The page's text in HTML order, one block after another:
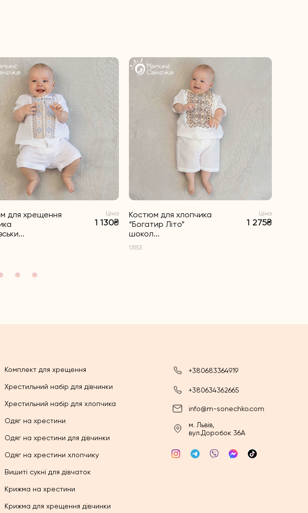
для хрещення
Ціна
1 130₴
Костюм для хлопчика
“Богатир Літо”
шокол...
13153
Ціна
1 275₴
Комплект для хрещення
Хрестильний набір для дівчинки
Хрестильний набір для хлопчика
Одяг на хрестини
Одяг на хрестини для дівчинки
Одяг на хрестини хлопчику
Вишиті сукні для дівчаток
Крижма на хрестини
Крижма для хрещення дівчинки
+380683364919
+380634362665
info@m-sonechko.com
м. Львів,
вул.Доробок 36А